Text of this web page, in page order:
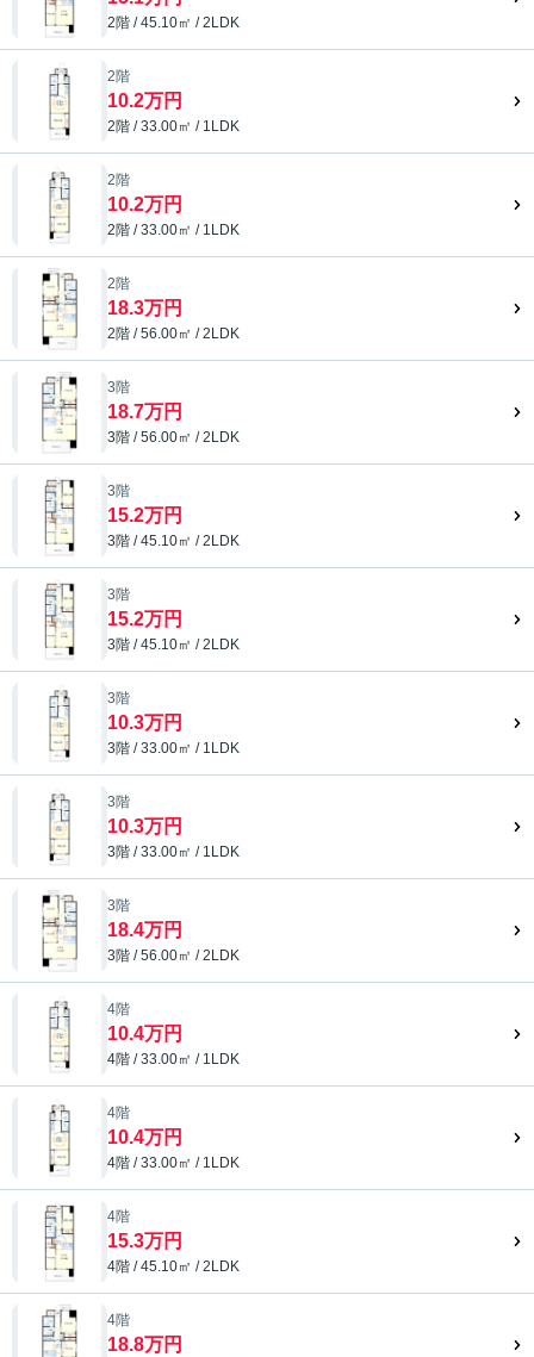
2階 / 45.10㎡ / 2LDK
2階
10.2万円
2階 / 33.00㎡ / 1LDK
2階
10.2万円
2階 / 33.00㎡ / 1LDK
2階
18.3万円
2階 / 56.00㎡ / 2LDK
3階
18.7万円
3階 / 56.00㎡ / 2LDK
3階
15.2万円
3階 / 45.10㎡ / 2LDK
3階
15.2万円
3階 / 45.10㎡ / 2LDK
3階
10.3万円
3階 / 33.00㎡ / 1LDK
3階
10.3万円
3階 / 33.00㎡ / 1LDK
3階
18.4万円
3階 / 56.00㎡ / 2LDK
4階
10.4万円
4階 / 33.00㎡ / 1LDK
4階
10.4万円
4階 / 33.00㎡ / 1LDK
4階
15.3万円
4階 / 45.10㎡ / 2LDK
4階
18.8万円